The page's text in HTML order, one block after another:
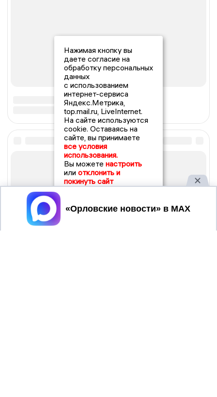
Нажимая кнопку вы
даете согласие на
обработку персональных
данных
с использованием
интернет-сервиса
Яндекс.Метрика,
top.mail.ru, LiveInternet.
На сайте используются
cookie. Оставаясь на
сайте, вы принимаете
все условия
использования.
Вы можете настроить
или отклонить и
покинуть сайт
Принять